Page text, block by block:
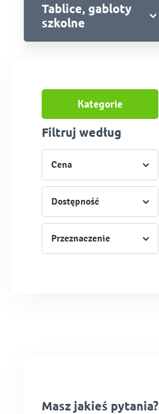
Tablice, gabloty
szkolne
Kategorie
Filtruj według
Cena
Dostępność
Przeznaczenie
Masz jakieś pytania?